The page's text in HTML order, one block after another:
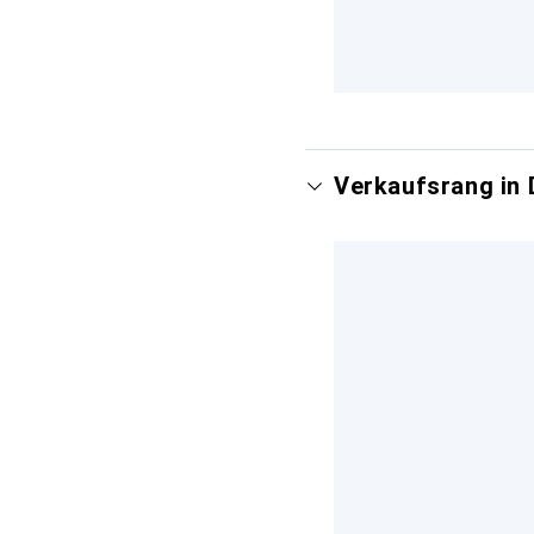
Verkaufsrang in